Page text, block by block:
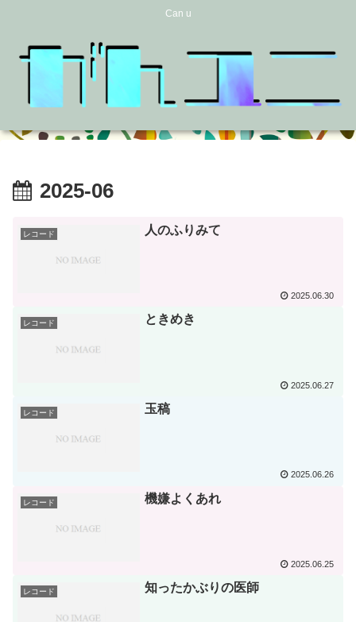
Can u
2025-06
レコード 人のふりみて
2025.06.30
レコード ときめき
2025.06.27
レコード 玉稿
2025.06.26
レコード 機嫌よくあれ
2025.06.25
レコード 知ったかぶりの医師